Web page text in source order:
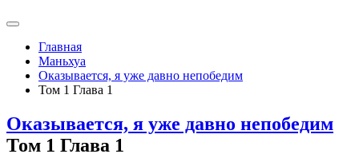
Главная
Маньхуа
Оказывается, я уже давно непобедим
Том 1 Глава 1
Оказывается, я уже давно непобедим
Том 1 Глава 1